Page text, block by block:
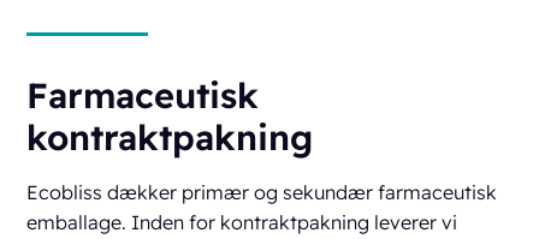
Farmaceutisk
kontraktpakning
Ecobliss dækker primær og sekundær farmaceutisk
emballage. Inden for kontraktpakning leverer vi